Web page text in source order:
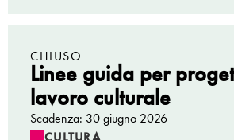
CHIUSO
Linee guida per
lavoro culturale
Scadenza: 30 giugno 2026